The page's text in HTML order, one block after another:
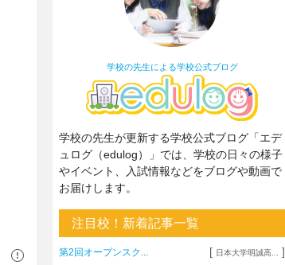
学校の先生による学校公式ブログ
学校の先生が更新する学校公式ブログ「エデ
ュログ（edulog）」では、学校の日々の様子
やイベント、入試情報などをブログや動画で
お届けします。
注目校！新着記事一覧
第2回オープンスク... [ 日本大学明誠高... ]